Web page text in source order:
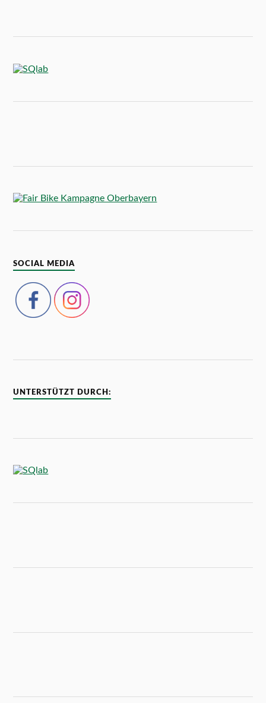
SOCIAL MEDIA
UNTERSTÜTZT DURCH: